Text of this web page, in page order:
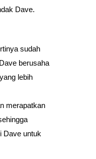
Dave.
sudah
berusaha
lebih
merapatkan
Dave untuk